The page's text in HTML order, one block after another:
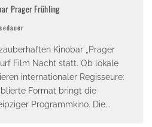
Prager Frühling
Kinobar „Prager
Film Nacht statt. Ob lokale
internationaler Regisseure:
Format bringt die
Programmkino. Die...